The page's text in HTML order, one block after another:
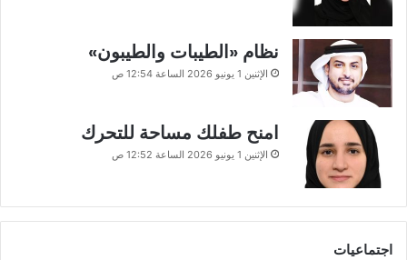
نظام «الطيبات والطيبون»
الإثنين 1 يونيو 2026 الساعة 12:54 ص
امنح طفلك مساحة للتحرك
الإثنين 1 يونيو 2026 الساعة 12:52 ص
اجتماعيات